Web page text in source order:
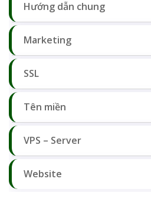
Hướng dẫn chung
Marketing
SSL
Tên miền
VPS – Server
Website